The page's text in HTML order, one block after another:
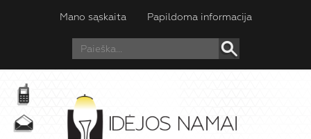
Mano sąskaita Papildoma informacija